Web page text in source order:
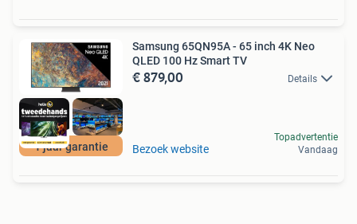
1 jaar garantie
Samsung 65QN95A - 65 inch 4K Neo
QLED 100 Hz Smart TV
€ 879,00 Details
Bezoek website
Topadvertentie
Vandaag